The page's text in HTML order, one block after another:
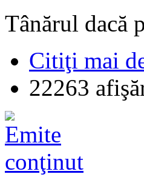
Tânărul dacă
Citiţi mai
22263